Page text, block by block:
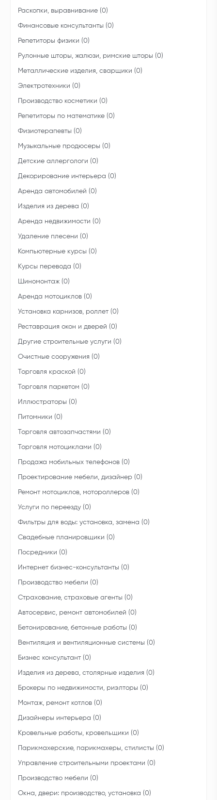
Раскопки, выравнивание (0)
Финансовые консультанты (0)
Репетиторы физики (0)
Рулонные шторы, жалюзи, римские шторы (0)
Металлические изделия, сварщики (0)
Электротехники (0)
Производство косметики (0)
Репетиторы по математике (0)
Физиотерапевты (0)
Музыкальные продюсеры (0)
Детские аллергологи (0)
Декорирование интерьера (0)
Аренда автомобилей (0)
Изделия из дерева (0)
Аренда недвижимости (0)
Удаление плесени (0)
Компьютерные курсы (0)
Курсы перевода (0)
Шиномонтаж (0)
Аренда мотоциклов (0)
Установка карнизов, роллет (0)
Реставрация окон и дверей (0)
Другие строительные услуги (0)
Очистные сооружения (0)
Торговля краской (0)
Торговля паркетом (0)
Иллюстраторы (0)
Питомники (0)
Торговля автозапчастями (0)
Торговля мотоциклами (0)
Продажа мобильных телефонов (0)
Проектирование мебели, дизайнер (0)
Ремонт мотоциклов, мотороллеров (0)
Услуги по переезду (0)
Фильтры для воды: установка, замена (0)
Свадебные планировщики (0)
Посредники (0)
Интернет бизнес-консультанты (0)
Производство мебели (0)
Страхование, страховые агенты (0)
Автосервис, ремонт автомобилей (0)
Бетонирование, бетонные работы (0)
Вентиляция и вентиляционные системы (0)
Бизнес консультант (0)
Изделия из дерева, столярные изделия (0)
Брокеры по недвижимости, риэлторы (0)
Монтаж, ремонт котлов (0)
Дизайнеры интерьера (0)
Кровельные работы, кровельщики (0)
Парикмахерские, парикмахеры, стилисты (0)
Управление строительными проектами (0)
Производство мебели (0)
Окна, двери: производство, установка (0)